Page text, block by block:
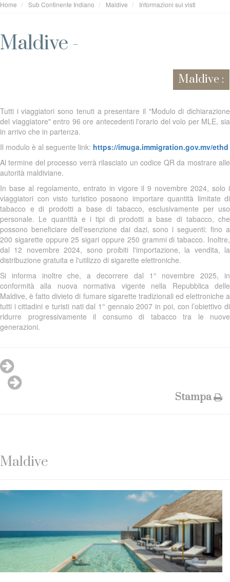
Home Sub Continente Indiano Maldive Informazioni sui visti
Maldive -
Maldive :
Tutti i viaggiatori sono tenuti a presentare il "Modulo di dichiarazione
del viaggiatore" entro 96 ore antecedenti l'orario del volo per MLE, sia
in arrivo che in partenza.
Il modulo è al seguente link: https://imuga.immigration.gov.mv/ethd
Al termine del processo verrà rilasciato un codice QR da mostrare alle
autorità maldiviane.
In base al regolamento, entrato in vigore il 9 novembre 2024, solo i
viaggiatori con visto turistico possono importare quantità limitate di
tabacco e di prodotti a base di tabacco, esclusivamente per uso
personale. Le quantità e i tipi di prodotti a base di tabacco, che
possono beneficiare dell'esenzione dai dazi, sono i seguenti: fino a
200 sigarette oppure 25 sigari oppure 250 grammi di tabacco. Inoltre,
dal 12 novembre 2024, sono proibiti l'importazione, la vendita, la
distribuzione gratuita e l'utilizzo di sigarette elettroniche.
Si informa inoltre che, a decorrere dal 1° novembre 2025, in
conformità alla nuova normativa vigente nella Repubblica delle
Maldive, è fatto divieto di fumare sigarette tradizionali ed elettroniche a
tutti i cittadini e turisti nati dal 1° gennaio 2007 in poi, con l’obiettivo di
ridurre progressivamente il consumo di tabacco tra le nuove
generazioni.
Stampa
Maldive